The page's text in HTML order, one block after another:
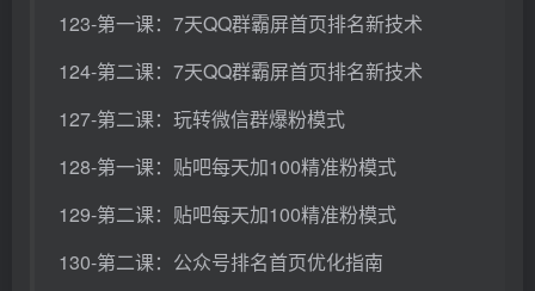
123-第一课：7天QQ群霸屏首页排名新技术
124-第二课：7天QQ群霸屏首页排名新技术
127-第二课：玩转微信群爆粉模式
128-第一课：贴吧每天加100精准粉模式
129-第二课：贴吧每天加100精准粉模式
130-第二课：公众号排名首页优化指南